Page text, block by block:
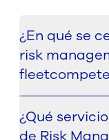
¿En qué se
risk
organizaciones
¿Qué
de Risk